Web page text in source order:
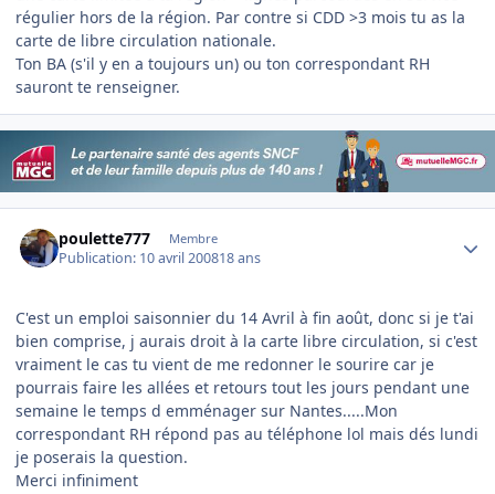
régulier hors de la région. Par contre si CDD >3 mois tu as la
carte de libre circulation nationale.
Ton BA (s'il y en a toujours un) ou ton correspondant RH
sauront te renseigner.
poulette777 Membre
Publication: 10 avril 200818 ans
C'est un emploi saisonnier du 14 Avril à fin août, donc si je t'ai
bien comprise, j aurais droit à la carte libre circulation, si c'est
vraiment le cas tu vient de me redonner le sourire car je
pourrais faire les allées et retours tout les jours pendant une
semaine le temps d emménager sur Nantes.....Mon
correspondant RH répond pas au téléphone lol mais dés lundi
je poserais la question.
Merci infiniment